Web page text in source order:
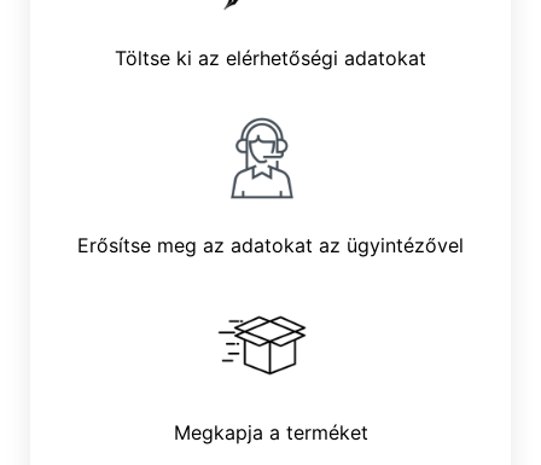
Töltse ki az elérhetőségi adatokat
Erősítse meg az adatokat az ügyintézővel
Megkapja a terméket